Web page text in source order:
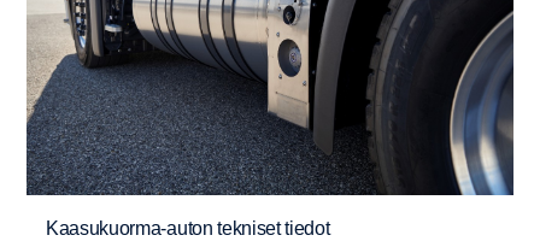
Kaasukuorma-auton tekniset tiedot